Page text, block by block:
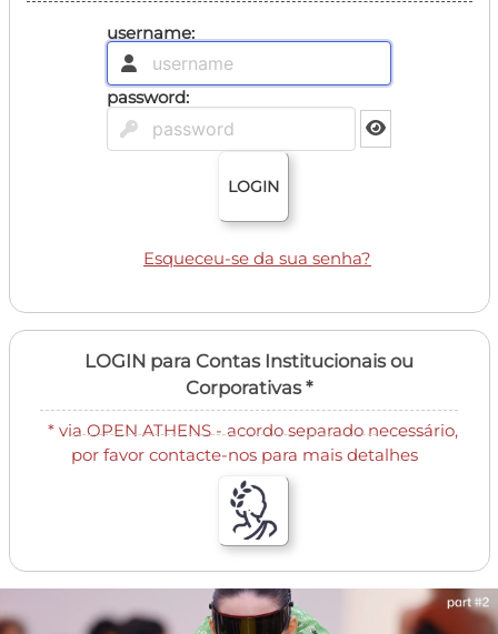
username:
password:
LOGIN
Esqueceu-se da sua senha?
LOGIN para Contas Institucionais ou
Corporativas *
* via OPEN ATHENS - acordo separado necessário,
por favor contacte-nos para mais detalhes